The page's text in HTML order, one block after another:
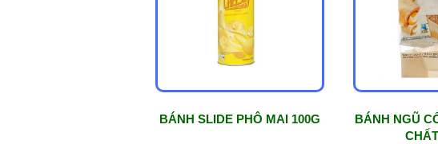
BÁNH SLIDE PHÔ MAI 100G
BÁNH NGŨ